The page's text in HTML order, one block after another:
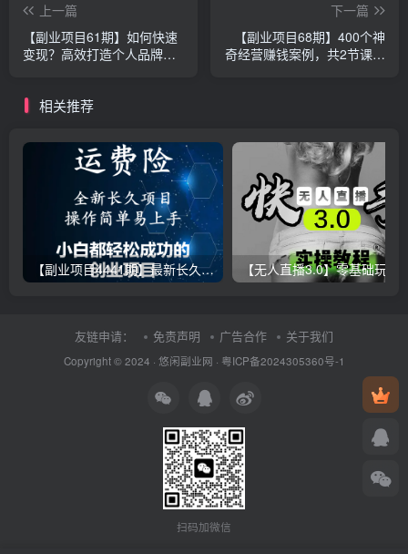
上一篇
【副业项目61期】如何快速
变现？高效打造个人品牌，
下一篇
【副业项目68期】400个神
奇经营赚钱案例，共2节课，
相关推荐
【副业项目4441期】最新长久稳定暴利项目，运费险全新玩法，日赚1000（包含详细教程，全程指导）
友链申请： 免责声明 广告合作 关于我们
Copyright © 2024 · 悠闲副业网 · 粤ICP备2024305360号-1
扫码加微信